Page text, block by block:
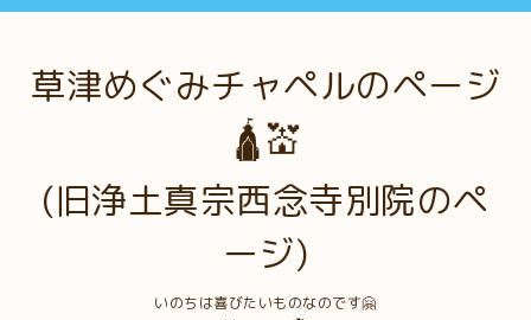
草津めぐみチャペルのページ
🛕💒
(旧浄土真宗西念寺別院のペ
ージ)
いのちは喜びたいものなのです🤗